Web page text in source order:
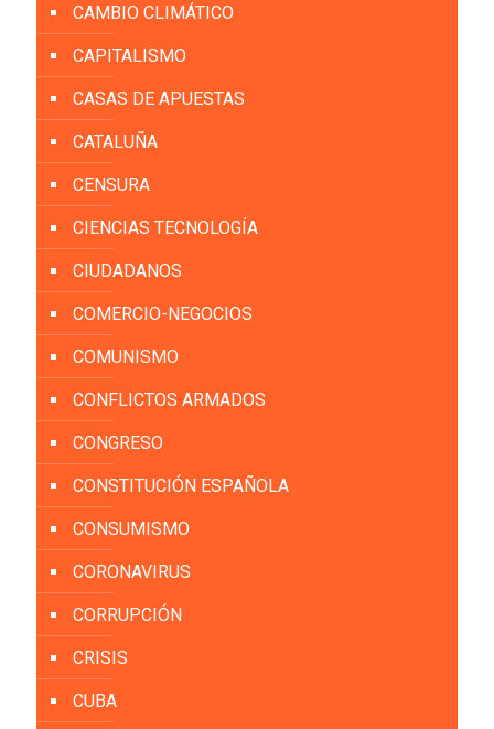
CAMBIO CLIMÁTICO
CAPITALISMO
CASAS DE APUESTAS
CATALUÑA
CENSURA
CIENCIAS TECNOLOGÍA
CIUDADANOS
COMERCIO-NEGOCIOS
COMUNISMO
CONFLICTOS ARMADOS
CONGRESO
CONSTITUCIÓN ESPAÑOLA
CONSUMISMO
CORONAVIRUS
CORRUPCIÓN
CRISIS
CUBA